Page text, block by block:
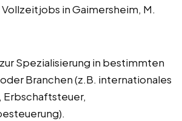
in Gaimersheim, M.
Spezialisierung in bestimmten
Branchen (z.B. internationales